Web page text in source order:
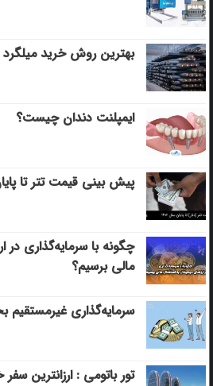
بهترین روش خرید میلگرد در
ایمپلنت دندان چیست؟
پیش بینی قیمت تتر تا پایان
چگونه با سرمایه‌گذاری در
مالی برسیم؟
سرمایه‌گذاری
تور باتومی : ارزانترین سفر